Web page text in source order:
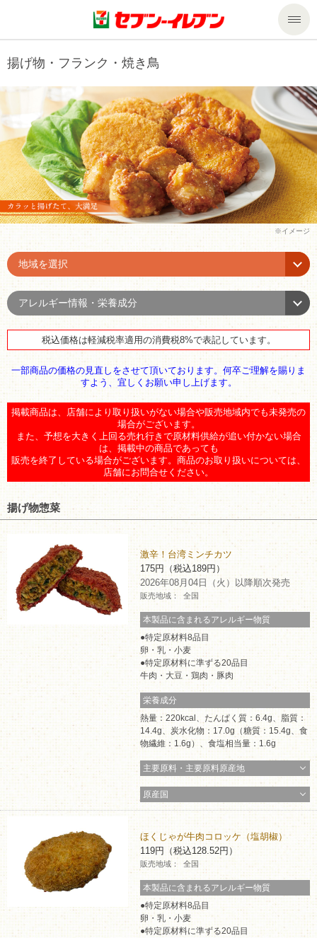
商品のご案内
商品のご案内トップ
今週の新商品
来週の新商品
商品カテゴリ一覧
セブンプレミアム
食の安全・安心への取組み
ギフト
プリペイドカード・金券
ニンテンドー・ダウンロードカード
セール・キャンペーン
サービス
サービストップ
nanacoトップ
マルチコピー機でできること
マルチコピー機でできることトップ
コピー
プリント
スキャン
ファクス
チケット
プリペイドサービス
スポーツ振興くじ
行政サービス
保険
学び・教育
便利なサービス
宅配便
切手・はがき・印紙
セブン銀行ATM
ご利用可能なお支払い方法
スマホプリペイド
レジでApple Accountにチャージ
オンラインフォトサービス
コインランドリー（店舗限定）
宅配ロッカー（店舗限定）
自転車シェアリング（店舗限定）
モバイルバッテリーシェアリング（店舗限定）
モバイルWi-Fiバッテリーシェアリング（店舗限定）
荷物預かりサービス「ecbocloakエクボクローク」（店舗限定）
パウダースペース ラブン（店舗限定）
ソフトバンクギフト
チケットサービス
セブンチケット
チケットぴあ
JTB
セブン‐イレブンでお受取り
タワーレコード
セブンネットショッピング
停電時のサービス停止のお知らせ
企業情報
企業情報トップ
ニュースリリース
ごあいさつ
企業理念
会社概要
貸借対照表・損益計算書
沿革
国内店舗数
セブン‐イレブンの海外事業
データで見るセブン‐イレブン
セブン‐イレブンの「商品力」
セブン-イレブンの横顔
セブン-イレブンの歴史
私たちの取組み
サステナビリティ
サステナビリティトップ
セブン＆アイ・ホールディングスの重点課題
サステナビリティ活動基本方針
サステナビリティ推進体制
GREEN CHALLENGE 2050
4VISIONS
サステナビリティレポート
報告書ライブラリー
加盟店オーナー募集 物件募集・購入
アルバイト情報 採用情報
店舗検索
ネットショッピング
English (Corporate)
English (Services)
中文[繁體字](服務)
简体中文(服务)
한국어(서비스)
ภาษาไทย(บริการ)
揚げ物・フランク・焼き鳥
地域を選択
アレルギー情報・栄養成分
税込価格は軽減税率適用の消費税8%で表記しています。
一部商品の価格の見直しをさせて頂いております。何卒ご理解を賜りま
すよう、宜しくお願い申し上げます。
掲載商品は、店舗により取り扱いがない場合や販売地域内でも未発売の
場合がございます。
また、予想を大きく上回る売れ行きで原材料供給が追い付かない場合
は、掲載中の商品であっても
販売を終了している場合がございます。商品のお取り扱いについては、
店舗にお問合せください。
揚げ物惣菜
激辛！台湾ミンチカツ
175円（税込189円）
2026年08月04日（火）以降順次発売
販売地域： 全国
本製品に含まれるアレルギー物質
特定原材料8品目
卵・乳・小麦
特定原材料に準ずる20品目
牛肉・大豆・鶏肉・豚肉
栄養成分
熱量：220kcal、たんぱく質：6.4g、脂質：
14.4g、炭水化物：17.0g（糖質：15.4g、食
物繊維：1.6g）、食塩相当量：1.6g
主要原料・主要原料原産地
原産国
ほくじゃが牛肉コロッケ（塩胡椒）
119円（税込128.52円）
販売地域： 全国
本製品に含まれるアレルギー物質
特定原材料8品目
卵・乳・小麦
特定原材料に準ずる20品目